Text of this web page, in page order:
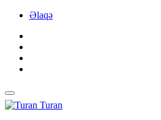
Əlaqə
Turan